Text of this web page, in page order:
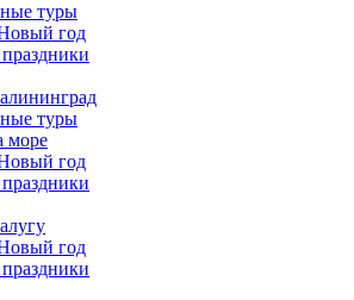
туры
год
туры
море
год
год